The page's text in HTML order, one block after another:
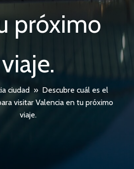
próximo
viaje.
ciudad » Descubre cuál es el
visitar Valencia en tu próximo
viaje.